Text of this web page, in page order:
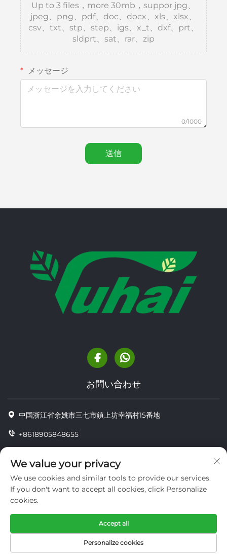
Up to 3 files，more 30mb，suppor jpg、
jpeg、png、pdf、doc、docx、xls、xlsx、
csv、txt、stp、step、igs、x_t、dxf、prt、
sldprt、sat、rar、zip
メッセージ
0/1000
送信
お問い合わせ
中国浙江省余姚市三七市鎮上坊幸福村15番地
+8618905848655
[email protected]
TECHNOLOGY CO.,LTD.
プライバシー
We value your privacy
We use cookies and similar tools to provide our services.
If you don't want to accept all cookies, click Personalize
cookies.
Personalize cookies
Accept all